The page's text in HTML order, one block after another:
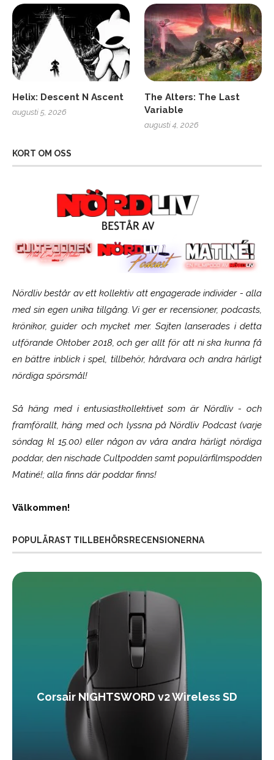
Helix: Descent N Ascent
augusti 5, 2026
The Alters: The Last
Variable
augusti 4, 2026
KORT OM OSS
Nördliv består av ett kollektiv att engagerade individer - alla
med sin egen unika tillgång. Vi ger er recensioner, podcasts,
krönikor, guider och mycket mer. Sajten lanserades i detta
utförande Oktober 2018, och ger allt för att ni ska kunna få
en bättre inblick i spel, tillbehör, hårdvara och andra härligt
nördiga spörsmål!
Så häng med i entusiastkollektivet som ärNördliv- och
framförallt, häng med och lyssna på Nördliv Podcast (varje
söndag kl 15.00) eller någon av våra andra härligt nördiga
poddar, den nischade Cultpodden samt populärfilmspodden
Matiné!; alla finns där poddar finns!
Välkommen!
POPULÄRAST TILLBEHÖRSRECENSIONERNA
Corsair NIGHTSWORD v2 Wireless SD